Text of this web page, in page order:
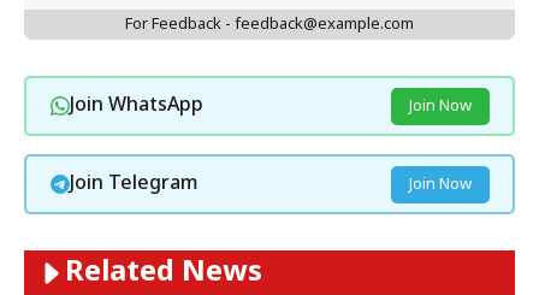
For Feedback - feedback@example.com
Join WhatsApp Join Now
Join Telegram Join Now
Related News